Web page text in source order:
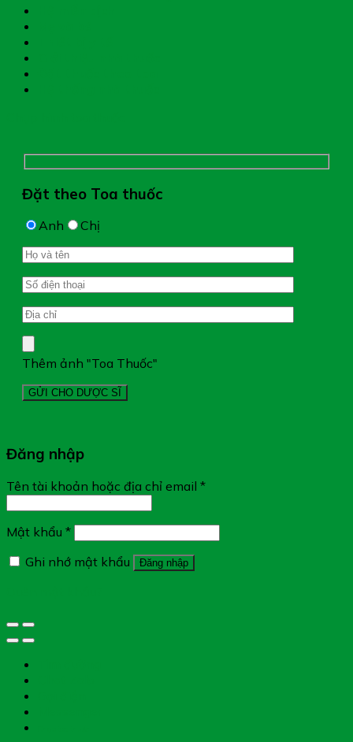
Đặt theo Toa thuốc
Anh Chị
Thêm ảnh "Toa Thuốc"
Đăng nhập
Tên tài khoản hoặc địa chỉ email *
Mật khẩu *
Ghi nhớ mật khẩu
Đăng nhập